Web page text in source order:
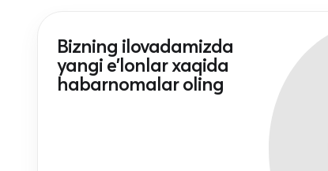
Bizning ilovadamizda
yangi e'lonlar xaqida
habarnomalar oling